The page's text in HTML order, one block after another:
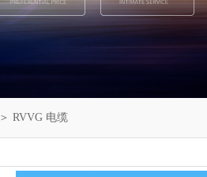
＞ RVVG 电缆